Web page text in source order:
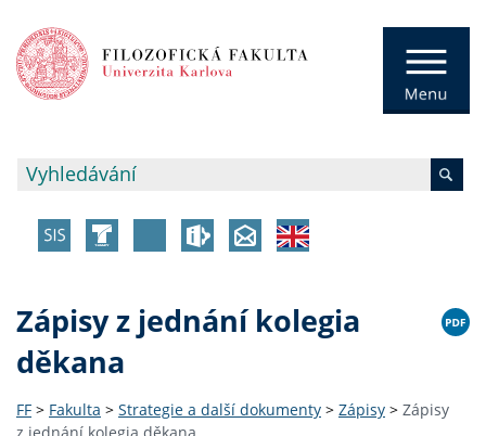
Zápisy z jednání kolegia
děkana
FF > Fakulta > Strategie a další dokumenty > Zápisy > Zápisy